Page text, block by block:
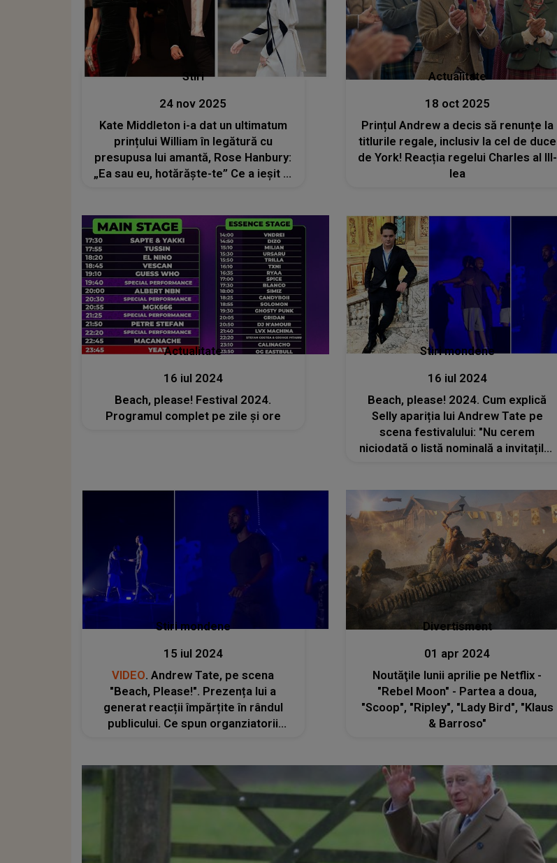
Stiri
24 nov 2025
Kate Middleton i-a dat un ultimatum
prințului William în legătură cu
presupusa lui amantă, Rose Hanbury:
„Ea sau eu, hotărăște-te” Ce a ieșit la
Actualitate
18 oct 2025
Prințul Andrew a decis să renunțe la
titlurile regale, inclusiv la cel de duce
de York! Reacția regelui Charles al III-
lea
Actualitate
16 iul 2024
Beach, please! Festival 2024.
Programul complet pe zile și ore
Stiri mondene
16 iul 2024
Beach, please! 2024. Cum explică
Selly apariția lui Andrew Tate pe
scena festivalului: "Nu cerem
niciodată o listă nominală a invitaților
Stiri mondene
15 iul 2024
VIDEO. Andrew Tate, pe scena
"Beach, Please!". Prezența lui a
generat reacții împărțite în rândul
publicului. Ce spun organziatorii
Divertisment
01 apr 2024
Noutăţile lunii aprilie pe Netflix -
"Rebel Moon" - Partea a doua,
"Scoop", "Ripley", "Lady Bird", "Klaus
& Barroso"